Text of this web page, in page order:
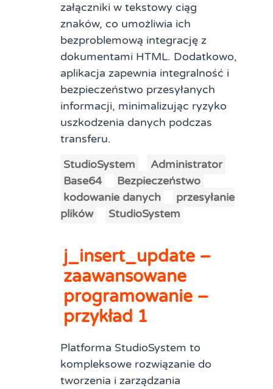
załączniki w tekstowy ciąg
znaków, co umożliwia ich
bezproblemową integrację z
dokumentami HTML. Dodatkowo,
aplikacja zapewnia integralność i
bezpieczeństwo przesyłanych
informacji, minimalizując ryzyko
uszkodzenia danych podczas
transferu.
StudioSystem
Administrator
Base64
Bezpieczeństwo
kodowanie danych
przesyłanie
plików
StudioSystem
j_insert_update –
zaawansowane
programowanie –
przykład 1
Platforma StudioSystem to
kompleksowe rozwiązanie do
tworzenia i zarządzania